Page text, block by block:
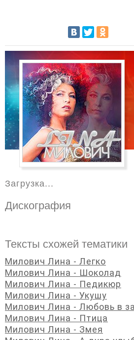
Загрузка...
Дискография
Тексты схожей тематики
Милович Лина - Легко
Милович Лина - Шоколад
Милович Лина - Педикюр
Милович Лина - Укушу
Милович Лина - Любовь в
Милович Лина - Птица
Милович Лина - Змея